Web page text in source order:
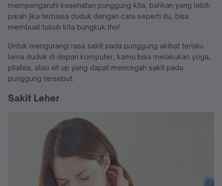
mempengaruhi kesehatan punggung kita, bahkan yang lebih
parah jika terbiasa duduk dengan cara seperti itu, bisa
membuat tubuh kita bungkuk lho!
Untuk mengurangi rasa sakit pada punggung akibat terlalu
lama duduk di depan komputer, kamu bisa melakukan yoga,
pilates, atau sit up yang dapat mencegah sakit pada
punggung tersebut.
Sakit Leher